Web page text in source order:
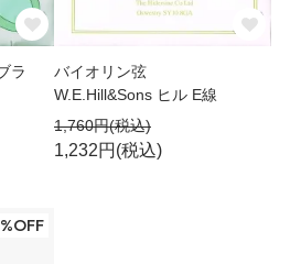
ラ
バイオリン弦
W.E.Hill&Sons ヒル E線
1,760円(税込)
1,232円(税込)